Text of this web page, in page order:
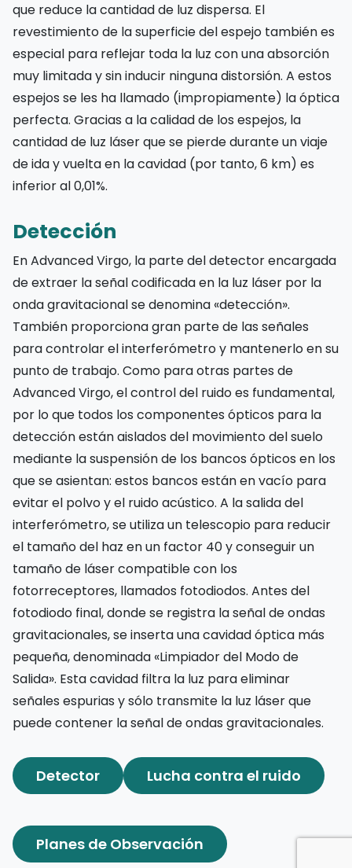
que reduce la cantidad de luz dispersa. El
revestimiento de la superficie del espejo también es
especial para reflejar toda la luz con una absorción
muy limitada y sin inducir ninguna distorsión. A estos
espejos se les ha llamado (impropiamente) la óptica
perfecta. Gracias a la calidad de los espejos, la
cantidad de luz láser que se pierde durante un viaje
de ida y vuelta en la cavidad (por tanto, 6 km) es
inferior al 0,01%.
Detección
En Advanced Virgo, la parte del detector encargada
de extraer la señal codificada en la luz láser por la
onda gravitacional se denomina «detección».
También proporciona gran parte de las señales
para controlar el interferómetro y mantenerlo en su
punto de trabajo. Como para otras partes de
Advanced Virgo, el control del ruido es fundamental,
por lo que todos los componentes ópticos para la
detección están aislados del movimiento del suelo
mediante la suspensión de los bancos ópticos en los
que se asientan: estos bancos están en vacío para
evitar el polvo y el ruido acústico. A la salida del
interferómetro, se utiliza un telescopio para reducir
el tamaño del haz en un factor 40 y conseguir un
tamaño de láser compatible con los
fotorreceptores, llamados fotodiodos. Antes del
fotodiodo final, donde se registra la señal de ondas
gravitacionales, se inserta una cavidad óptica más
pequeña, denominada «Limpiador del Modo de
Salida». Esta cavidad filtra la luz para eliminar
señales espurias y sólo transmite la luz láser que
puede contener la señal de ondas gravitacionales.
Detector Lucha contra el ruido
Planes de Observación